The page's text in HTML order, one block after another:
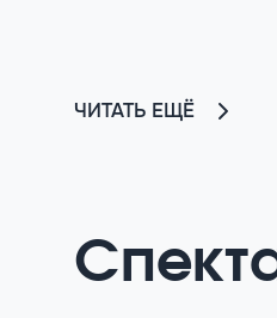
ЧИТАТЬ ЕЩЁ